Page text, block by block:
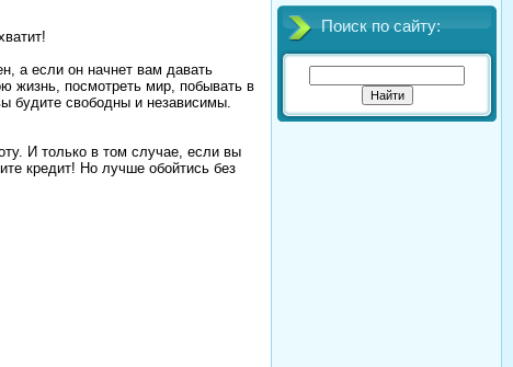
а если он начнет вам давать
жизнь, посмотреть мир, побывать в
будите свободны и независимы.
И только в том случае, если вы
кредит! Но лучше обойтись без
Поиск по сайту: